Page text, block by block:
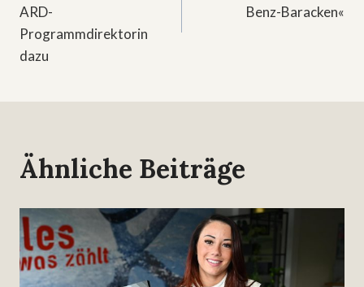
ARD-
Programmdirektorin
dazu
Benz-Baracken«
Ähnliche Beiträge